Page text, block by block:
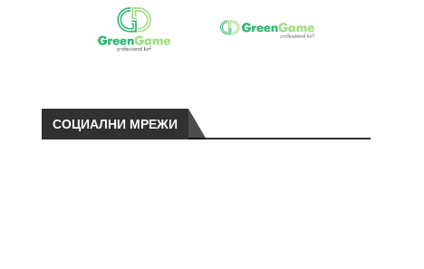
СОЦИАЛНИ МРЕЖИ